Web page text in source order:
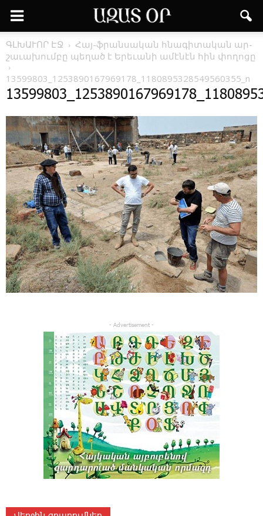
ԳԼԽԱՒՈՐ ԷՋ
Հայ-ֆ­­րան­սա­կան հ­­նա­գի­տա­կան ար­
շա­ւա­խում­բը պե­ղած է Ե­րե­ւա­նի ա­մէ­նէն ­հին ­փո­ղո­ցը
13599803_1253890167969178_1180895328549560355_n
- Advertisement -